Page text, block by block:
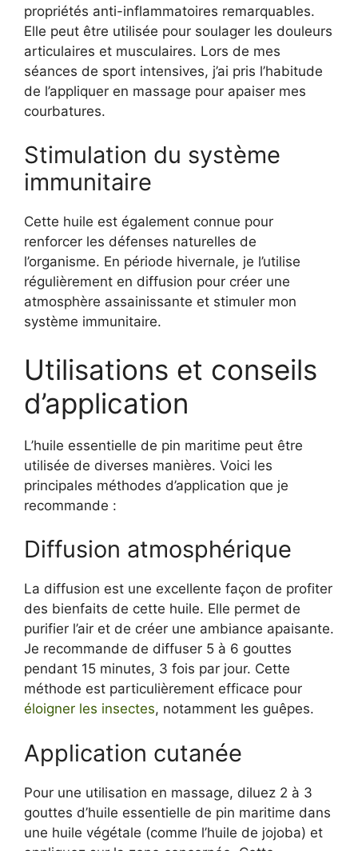
propriétés anti-inflammatoires remarquables.
Elle peut être utilisée pour soulager les douleurs
articulaires et musculaires. Lors de mes
séances de sport intensives, j’ai pris l’habitude
de l’appliquer en massage pour apaiser mes
courbatures.
Stimulation du système
immunitaire
Cette huile est également connue pour
renforcer les défenses naturelles de
l’organisme. En période hivernale, je l’utilise
régulièrement en diffusion pour créer une
atmosphère assainissante et stimuler mon
système immunitaire.
Utilisations et conseils
d’application
L’huile essentielle de pin maritime peut être
utilisée de diverses manières. Voici les
principales méthodes d’application que je
recommande :
Diffusion atmosphérique
La diffusion est une excellente façon de profiter
des bienfaits de cette huile. Elle permet de
purifier l’air et de créer une ambiance apaisante.
Je recommande de diffuser 5 à 6 gouttes
pendant 15 minutes, 3 fois par jour. Cette
méthode est particulièrement efficace pour
éloigner les insectes, notamment les guêpes.
Application cutanée
Pour une utilisation en massage, diluez 2 à 3
gouttes d’huile essentielle de pin maritime dans
une huile végétale (comme l’huile de jojoba) et